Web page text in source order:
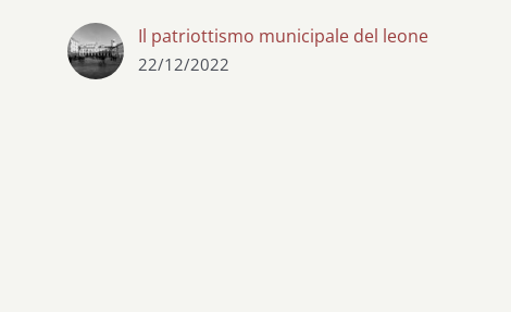
Il patriottismo municipale del leone
22/12/2022